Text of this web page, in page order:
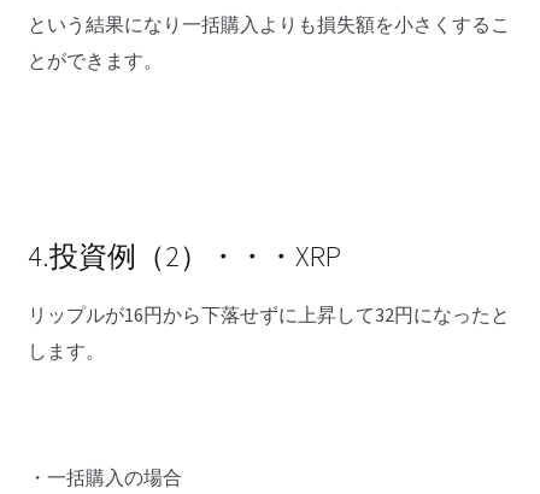
という結果になり一括購入よりも損失額を小さくするこ
とができます。
4.投資例（2）・・・XRP
リップルが16円から下落せずに上昇して32円になったと
します。
・一括購入の場合